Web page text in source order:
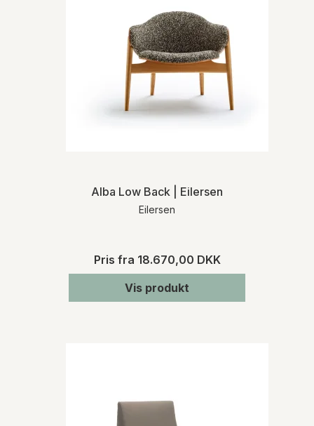
Alba Low Back | Eilersen
Eilersen
Pris fra 18.670,00 DKK
Vis produkt